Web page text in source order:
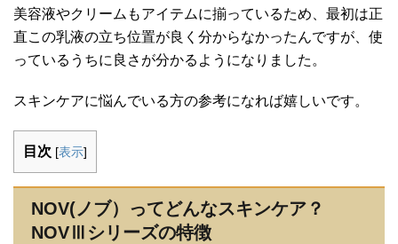
美容液やクリームもアイテムに揃っているため、最初は正
直この乳液の立ち位置が良く分からなかったんですが、使
っているうちに良さが分かるようになりました。
スキンケアに悩んでいる方の参考になれば嬉しいです。
目次 [表示]
NOV(ノブ）ってどんなスキンケア？
NOVⅢシリーズの特徴